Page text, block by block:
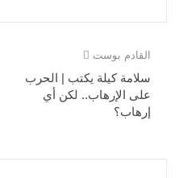
القادم بوست
سلامة كيلة يكتب | الحرب
على الإرهاب.. لكن أي
إرهاب؟